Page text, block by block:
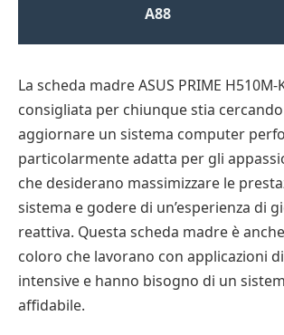
A88
La scheda madre ASUS PRIME H510M-
consigliata per chiunque stia
aggiornare un sistema computer
particolarmente adatta per gli
che desiderano massimizzare le
sistema e godere di un’esperienza di
reattiva. Questa scheda madre è
coloro che lavorano con applicazioni
intensive e hanno bisogno di un
affidabile.